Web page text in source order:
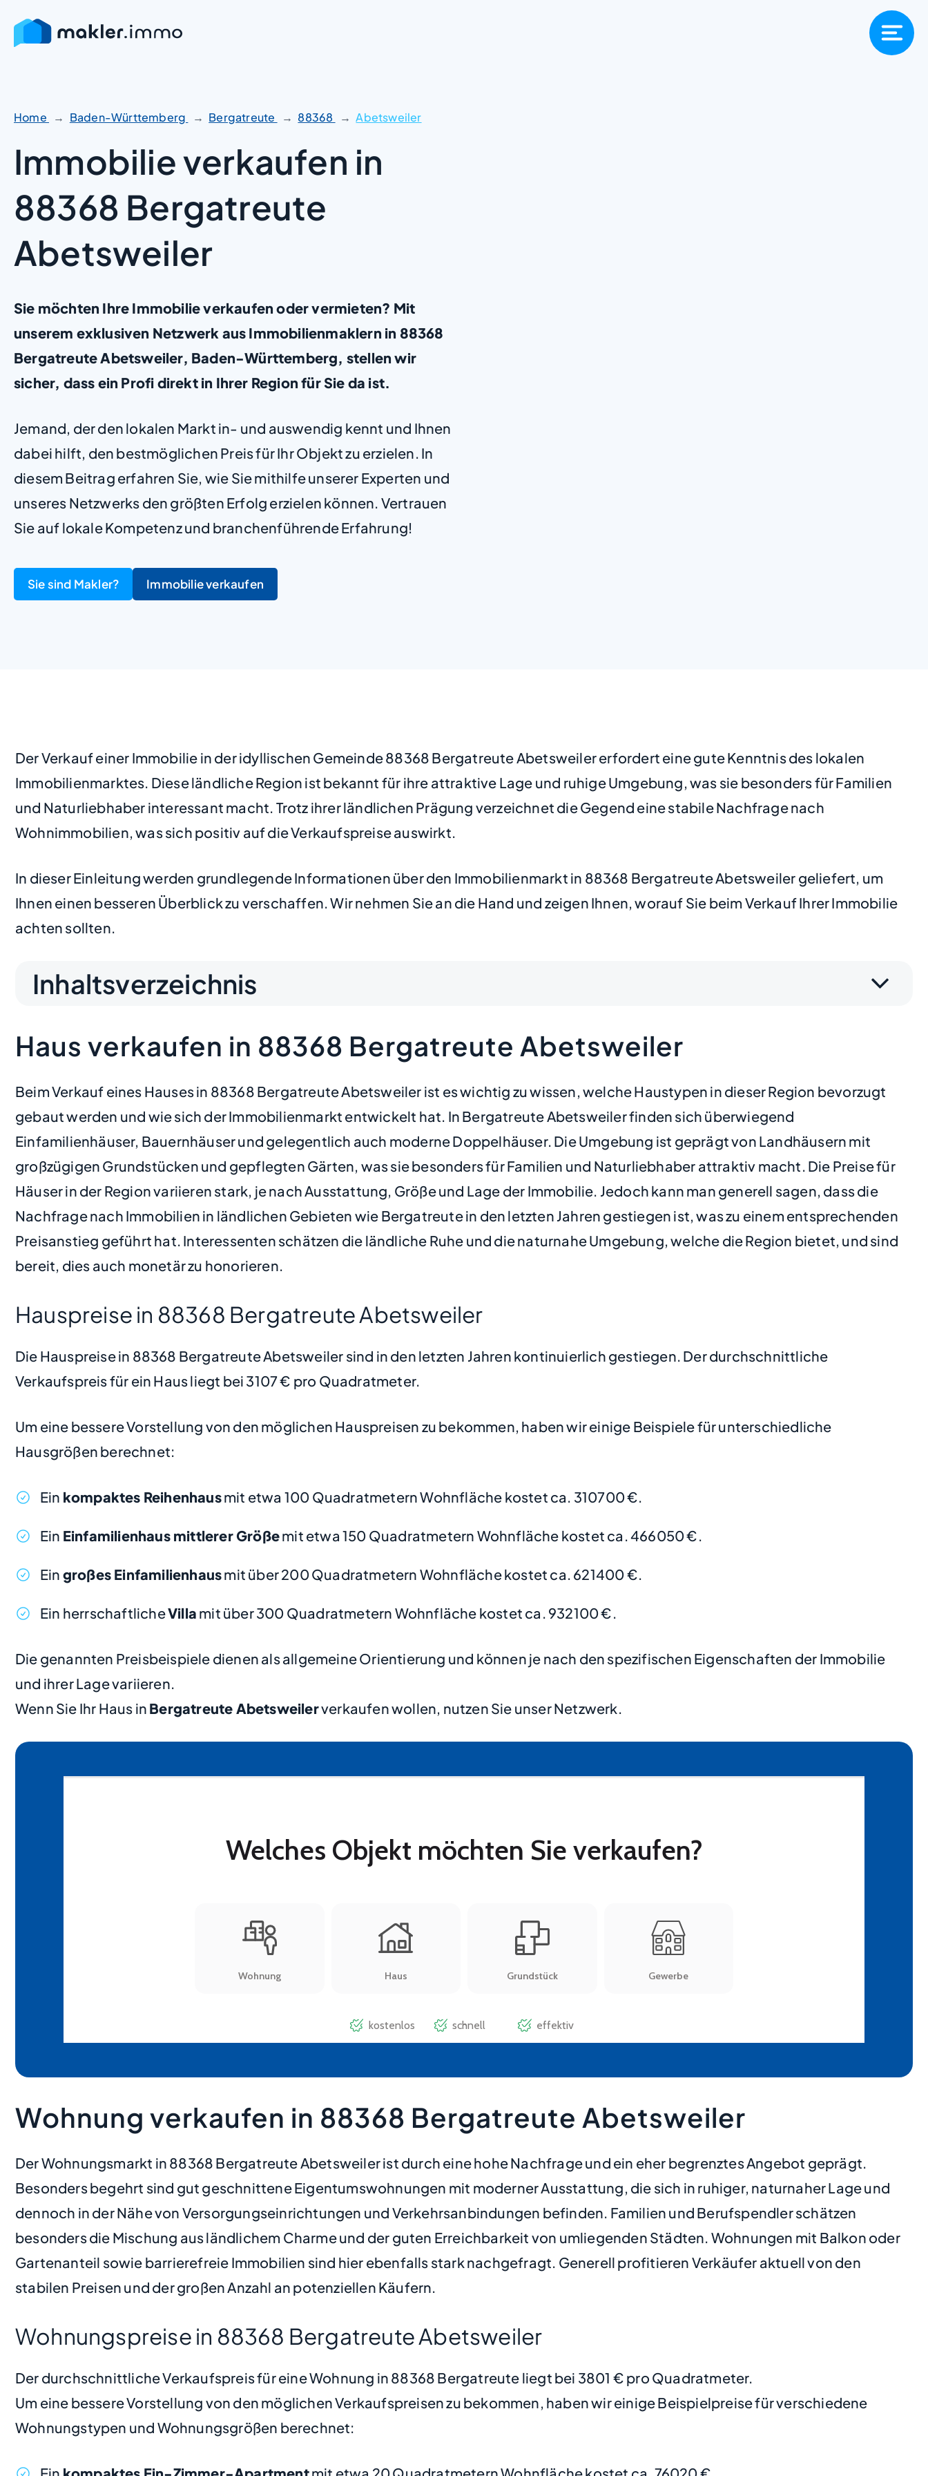
Home Baden-Württemberg Bergatreute 88368 Abetsweiler
Immobilie verkaufen in
88368 Bergatreute
Abetsweiler
Sie möchten Ihre Immobilie verkaufen oder vermieten? Mit
unserem exklusiven Netzwerk aus Immobilienmaklern in 88368
Bergatreute Abetsweiler, Baden-Württemberg, stellen wir
sicher, dass ein Profi direkt in Ihrer Region für Sie da ist.
Jemand, der den lokalen Markt in- und auswendig kennt und Ihnen
dabei hilft, den bestmöglichen Preis für Ihr Objekt zu erzielen. In
diesem Beitrag erfahren Sie, wie Sie mithilfe unserer Experten und
unseres Netzwerks den größten Erfolg erzielen können. Vertrauen
Sie auf lokale Kompetenz und branchenführende Erfahrung!
Sie sind Makler? Immobilie verkaufen
Der Verkauf einer Immobilie in der idyllischen Gemeinde 88368 Bergatreute Abetsweiler erfordert eine gute Kenntnis des lokalen
Immobilienmarktes. Diese ländliche Region ist bekannt für ihre attraktive Lage und ruhige Umgebung, was sie besonders für Familien
und Naturliebhaber interessant macht. Trotz ihrer ländlichen Prägung verzeichnet die Gegend eine stabile Nachfrage nach
Wohnimmobilien, was sich positiv auf die Verkaufspreise auswirkt.
In dieser Einleitung werden grundlegende Informationen über den Immobilienmarkt in 88368 Bergatreute Abetsweiler geliefert, um
Ihnen einen besseren Überblick zu verschaffen. Wir nehmen Sie an die Hand und zeigen Ihnen, worauf Sie beim Verkauf Ihrer Immobilie
achten sollten.
Inhaltsverzeichnis
Haus verkaufen in 88368 Bergatreute Abetsweiler
Beim Verkauf eines Hauses in 88368 Bergatreute Abetsweiler ist es wichtig zu wissen, welche Haustypen in dieser Region bevorzugt
gebaut werden und wie sich der Immobilienmarkt entwickelt hat. In Bergatreute Abetsweiler finden sich überwiegend
Einfamilienhäuser, Bauernhäuser und gelegentlich auch moderne Doppelhäuser. Die Umgebung ist geprägt von Landhäusern mit
großzügigen Grundstücken und gepflegten Gärten, was sie besonders für Familien und Naturliebhaber attraktiv macht. Die Preise für
Häuser in der Region variieren stark, je nach Ausstattung, Größe und Lage der Immobilie. Jedoch kann man generell sagen, dass die
Nachfrage nach Immobilien in ländlichen Gebieten wie Bergatreute in den letzten Jahren gestiegen ist, was zu einem entsprechenden
Preisanstieg geführt hat. Interessenten schätzen die ländliche Ruhe und die naturnahe Umgebung, welche die Region bietet, und sind
bereit, dies auch monetär zu honorieren.
Hauspreise in 88368 Bergatreute Abetsweiler
Die Hauspreise in 88368 Bergatreute Abetsweiler sind in den letzten Jahren kontinuierlich gestiegen. Der durchschnittliche
Verkaufspreis für ein Haus liegt bei 3107 € pro Quadratmeter.
Um eine bessere Vorstellung von den möglichen Hauspreisen zu bekommen, haben wir einige Beispiele für unterschiedliche
Hausgrößen berechnet:
Ein kompaktes Reihenhausmit etwa 100 Quadratmetern Wohnfläche kostet ca. 310700 €.
Ein Einfamilienhaus mittlerer Größemit etwa 150 Quadratmetern Wohnfläche kostet ca. 466050 €.
Ein großes Einfamilienhausmit über 200 Quadratmetern Wohnfläche kostet ca. 621400 €.
Ein herrschaftlicheVilla mit über 300 Quadratmetern Wohnfläche kostet ca. 932100 €.
Die genannten Preisbeispiele dienen als allgemeine Orientierung und können je nach den spezifischen Eigenschaften der Immobilie
und ihrer Lage variieren.
Wenn Sie Ihr Haus in Bergatreute Abetsweilerverkaufen wollen, nutzen Sie unser Netzwerk.
Wohnung verkaufen in 88368 Bergatreute Abetsweiler
Der Wohnungsmarkt in 88368 Bergatreute Abetsweiler ist durch eine hohe Nachfrage und ein eher begrenztes Angebot geprägt.
Besonders begehrt sind gut geschnittene Eigentumswohnungen mit moderner Ausstattung, die sich in ruhiger, naturnaher Lage und
dennoch in der Nähe von Versorgungseinrichtungen und Verkehrsanbindungen befinden. Familien und Berufspendler schätzen
besonders die Mischung aus ländlichem Charme und der guten Erreichbarkeit von umliegenden Städten. Wohnungen mit Balkon oder
Gartenanteil sowie barrierefreie Immobilien sind hier ebenfalls stark nachgefragt. Generell profitieren Verkäufer aktuell von den
stabilen Preisen und der großen Anzahl an potenziellen Käufern.
Wohnungspreise in 88368 Bergatreute Abetsweiler
Der durchschnittliche Verkaufspreis für eine Wohnung in 88368 Bergatreute liegt bei 3801 € pro Quadratmeter.
Um eine bessere Vorstellung von den möglichen Verkaufspreisen zu bekommen, haben wir einige Beispielpreise für verschiedene
Wohnungstypen und Wohnungsgrößen berechnet: